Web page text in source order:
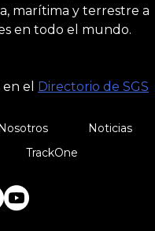
marítima y terrestre a
en todo el mundo.
el Directorio de SGS
Noticias
TrackOne